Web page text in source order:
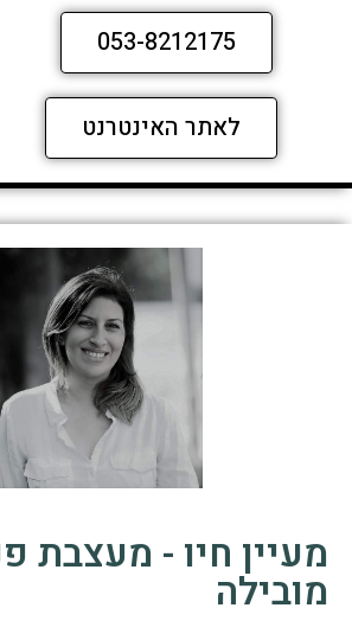
053-8212175
לאתר האינטרנט
מעיין חיו - מעצבת
מובילה